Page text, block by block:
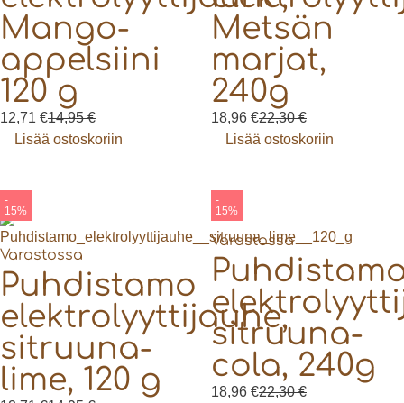
Mango-
appelsiini
120 g
14,95€
12,71 €
Lisää ostoskoriin
Metsän
marjat,
240g
22,30€
18,96 €
Lisää ostoskoriin
-
15%
Varastossa
Puhdistamo
elektrolyyttijauhe,
sitruuna-
lime, 120 g
-
15%
Varastossa
sitruuna-
cola, 240g
22,30€
18,96 €